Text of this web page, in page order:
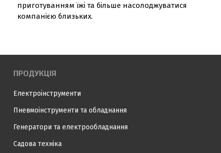
приготуванням їжі та більше насолоджуватися
компанією близьких.
ПРОДУКЦІЯ
Електроінструменти
Пневмоінструменти та обладнання
Генератори та електрообладнання
Садова техніка